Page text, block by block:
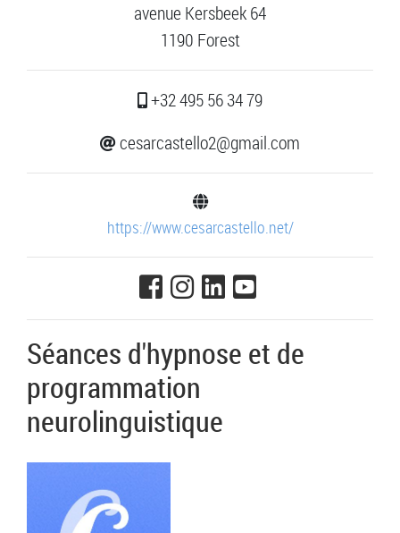
avenue Kersbeek 64
1190 Forest
+32 495 56 34 79
cesarcastello2@gmail.com
https://www.cesarcastello.net/
Séances d'hypnose et de
programmation
neurolinguistique